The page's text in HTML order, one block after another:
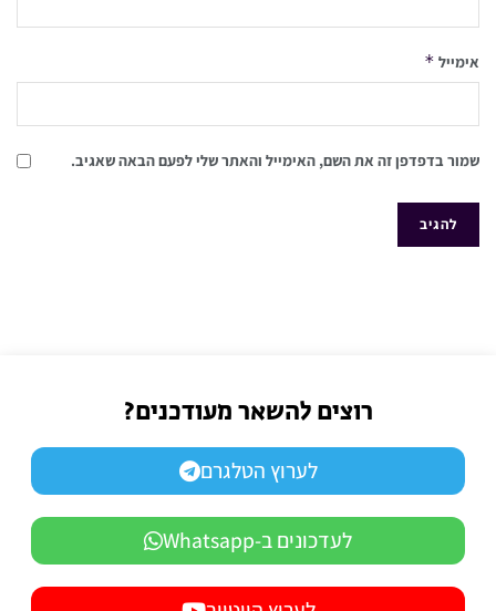
אימייל *
שמור בדפדפן זה את השם, האימייל והאתר שלי לפעם הבאה שאגיב.
רוצים להשאר מעודכנים?
לערוץ הטלגרם
לעדכונים ב-Whatsapp